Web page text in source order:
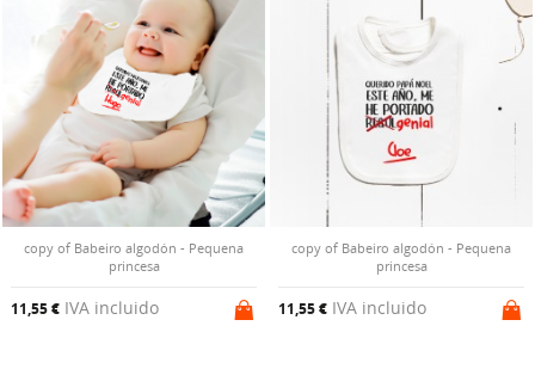
copy of Babeiro algodón - Pequena
princesa
11,55 € IVA incluido
copy of Babeiro algodón - Pequena
princesa
11,55 € IVA incluido